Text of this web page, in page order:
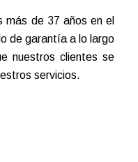
más de 37 años en el
de garantía a lo largo
nuestros clientes se
servicios.